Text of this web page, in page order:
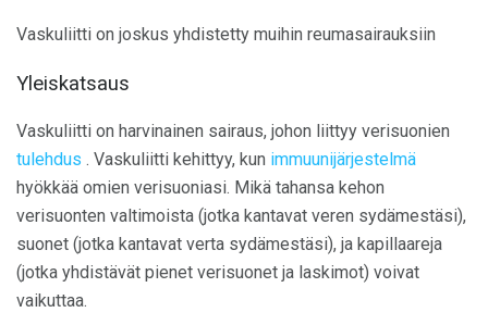
Vaskuliitti on joskus yhdistetty muihin reumasairauksiin
Yleiskatsaus
Vaskuliitti on harvinainen sairaus, johon liittyy verisuonien
tulehdus . Vaskuliitti kehittyy, kun immuunijärjestelmä
hyökkää omien verisuoniasi. Mikä tahansa kehon
verisuonten valtimoista (jotka kantavat veren sydämestäsi),
suonet (jotka kantavat verta sydämestäsi), ja kapillaareja
(jotka yhdistävät pienet verisuonet ja laskimot) voivat
vaikuttaa.